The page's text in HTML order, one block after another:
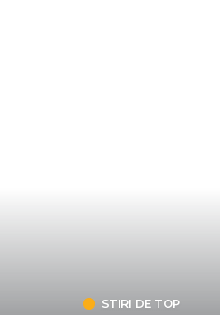
STIRI DE TOP